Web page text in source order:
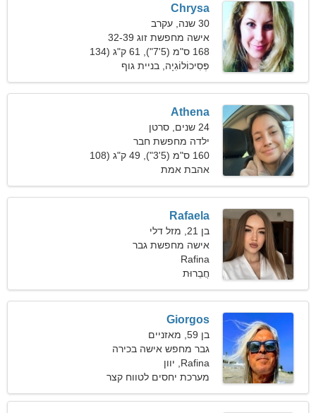
Chrysa
30 שנה, עקרב
אישה מחפשת זוג 32-39
168 ס"מ (5'7"), 61 ק"ג (134
פאונד)
פְּסִיכוֹלוֹגִיָה, בניית גוף
Athena
24 שנים, סרטן
ילדה מחפשת חבר
160 ס"מ (5'3"), 49 ק"ג (108
פאונד)
אהבת אמת
Rafaela
בן 21, מזל דלי
אישה מחפשת גבר
Rafina
חֲבֵרוּת
Giorgos
בן 59, מאזניים
גבר מחפש אישה בכירה
Rafina, יוון
מערכת יחסים לטווח קצר